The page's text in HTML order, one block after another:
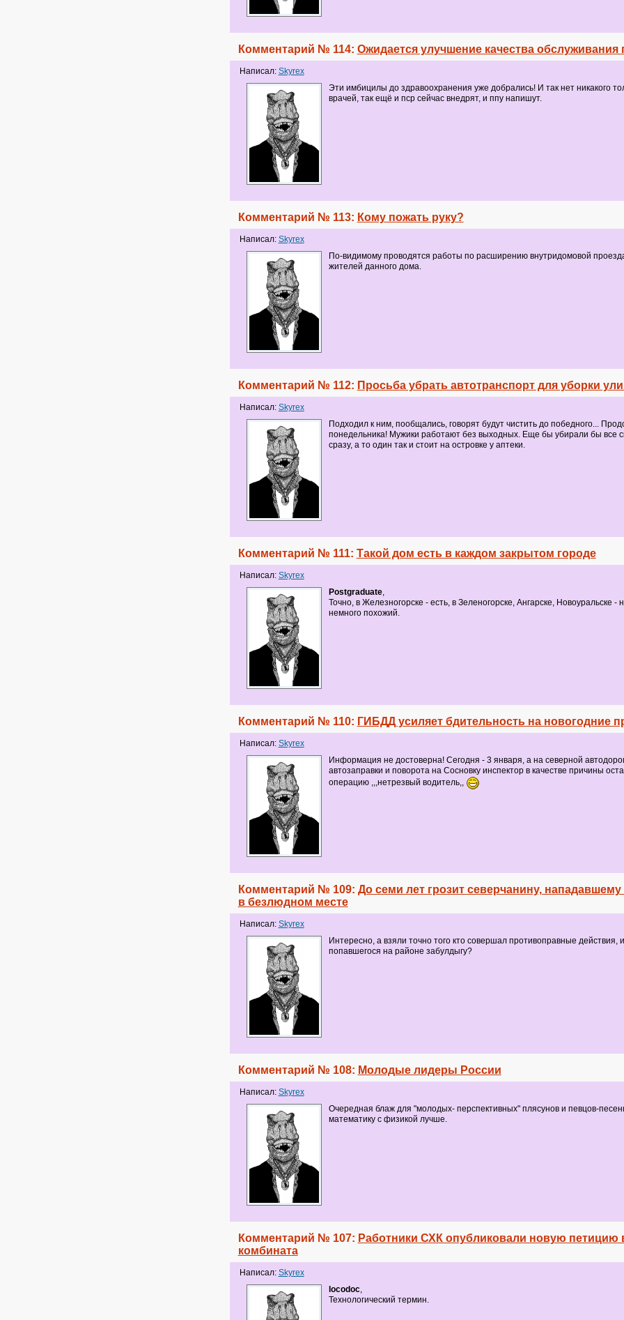
Комментарий № 114: Ожидается улучшение качества обслуживания
Написал: Skyrex
Эти имбицилы до здравоохранения уже добрались! И так нет никакого
врачей, так ещё и пср сейчас внедрят, и ппу напишут.
Комментарий № 113: Кому пожать руку?
Написал: Skyrex
По-видимому проводятся работы по расширению внутридомовой
жителей данного дома.
Комментарий № 112: Просьба убрать автотранспорт для уборки
Написал: Skyrex
Подходил к ним, пообщались, говорят будут чистить до победного...
понедельника! Мужики работают без выходных. Еще бы убирали бы все
сразу, а то один так и стоит на островке у аптеки.
Комментарий № 111: Такой дом есть в каждом закрытом городе
Написал: Skyrex
Postgraduate,
Точно, в Железногорске - есть, в Зеленогорске, Ангарске, Новоуральске -
немного похожий.
Комментарий № 110: ГИБДД усиляет бдительность на новогодние
Написал: Skyrex
Информация не достоверна! Сегодня - 3 января, а на северной
автозаправки и поворота на Сосновку инспектор в качестве причины
операцию ,,,нетрезвый водитель,,
Комментарий № 109: До семи лет грозит северчанину,
в безлюдном месте
Написал: Skyrex
Интересно, а взяли точно того кто совершал противоправные действия,
попавшегося на районе забулдыгу?
Комментарий № 108: Молодые лидеры России
Написал: Skyrex
Очередная блаж для "молодых- перспективных" плясунов и певцов-
математику с физикой лучше.
Комментарий № 107: Работники СХК опубликовали новую петицию
комбината
Написал: Skyrex
locodoc,
Технологический термин.